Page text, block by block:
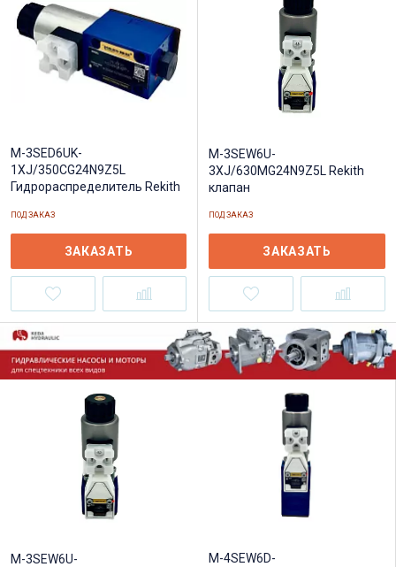
M-3SED6UK-
1XJ/350CG24N9Z5L
Гидрораспределитель Rekith
ПОД ЗАКАЗ
ЗАКАЗАТЬ
M-3SEW6U-
3XJ/630MG24N9Z5L Rekith
клапан
ПОД ЗАКАЗ
ЗАКАЗАТЬ
M-3SEW6U-
M-4SEW6D-